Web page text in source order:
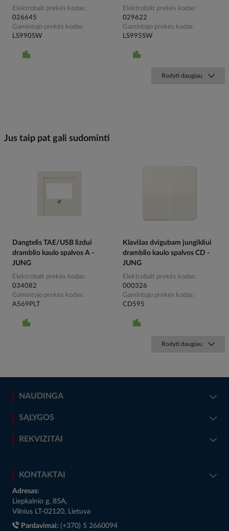
Elektrobalt prekės kodas
026645
Gamintojo prekės kodas
LS990SW
Elektrobalt prekės kodas
029622
Gamintojo prekės kodas
LS995SW
Rodyti daugiau
Jus taip pat gali sudominti
Dangtelis TAE/USB lizdui
dramblio kaulo spalvos A -
JUNG
Elektrobalt prekės kodas
034082
Gamintojo prekės kodas
A569PLT
Klavišas dvigubam jungikliui
dramblio kaulo spalvos CD -
JUNG
Elektrobalt prekės kodas
000326
Gamintojo prekės kodas
CD595
Rodyti daugiau
NAUDINGA
SĄLYGOS
REKVIZITAI
KONTAKTAI
Adresas:
Liepkalnio g. 85A,
Vilnius LT-02120, Lietuva
Pardavimai: (+370) 5 2660094